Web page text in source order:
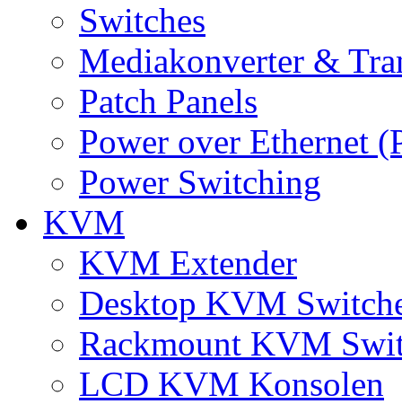
Switches
Mediakonverter &
Patch Panels
Power over Ethernet
Power Switching
KVM
KVM Extender
Desktop KVM
Rackmount KVM
LCD KVM Konsolen